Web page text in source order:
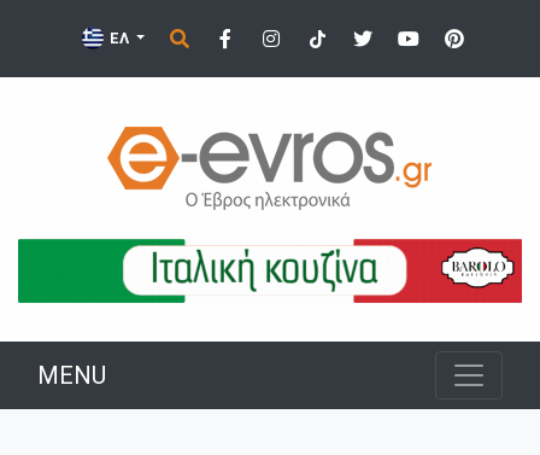
ΕΛ
MENU